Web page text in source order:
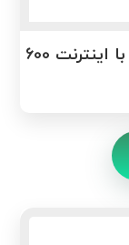
سیم کارت هوشمند TD/FD آسیاتک با اینترنت 600